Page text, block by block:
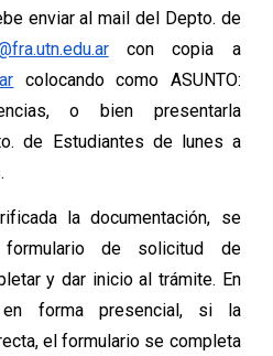
enviar al mail del Depto. de
con copia a
colocando como ASUNTO:
o bien presentarla
de Estudiantes de lunes a
la documentación, se
de solicitud de
y dar inicio al trámite. En
forma presencial, si la
el formulario se completa